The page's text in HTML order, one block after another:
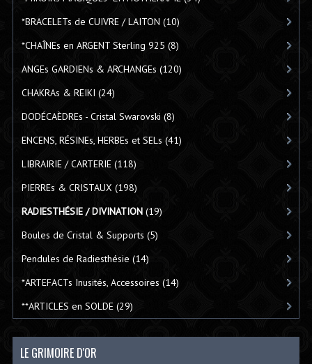
*BRACELETs de CUIVRE / LAITON (10)
*CHAÎNEs en ARGENT Sterling 925 (8)
ANGEs GARDIENs & ARCHANGEs (120)
CHAKRAs & REIKI (24)
DODÉCAÈDREs - Cristal Swarovski (8)
ENCENS, RÉSINEs, HERBEs et SELs (41)
LIBRAIRIE / CARTERIE(118)
PIERREs & CRISTAUX (198)
RADIESTHÉSIE / DIVINATION(19)
Boules de Cristal & Supports (5)
Pendules de Radiesthésie (14)
*ARTEFACTs Inusités, Accessoires (14)
**ARTICLES en SOLDE(29)
LE GRIMOIRE D'OR